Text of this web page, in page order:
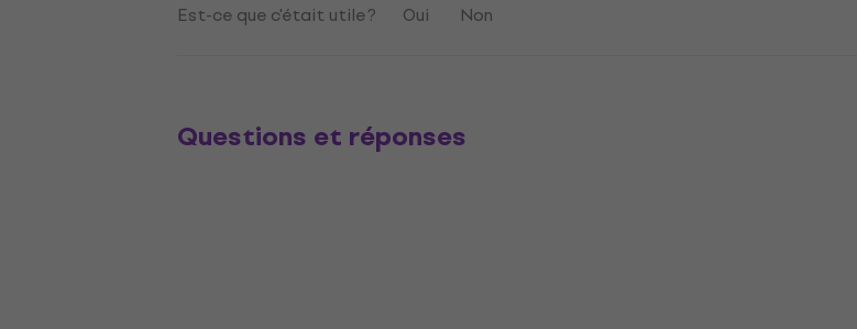
Est-ce que c'était utile ? Oui Non
Questions et réponses